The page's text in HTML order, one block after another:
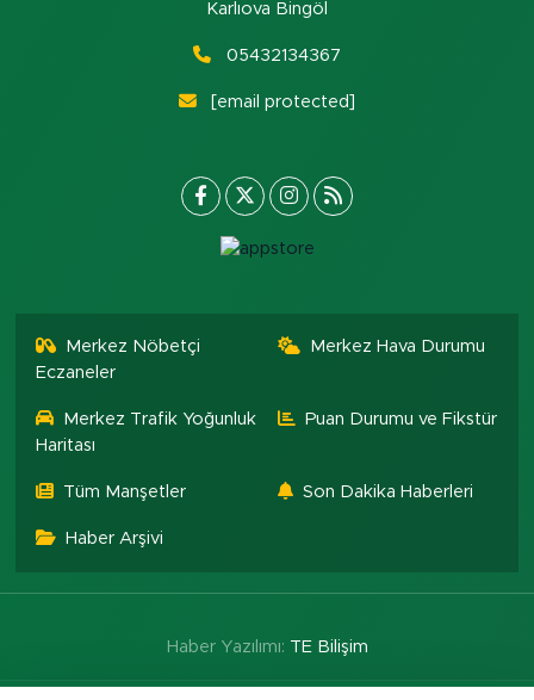
Karlıova Bingöl
05432134367
[email protected]
Merkez Nöbetçi
Eczaneler
Merkez Hava Durumu
Merkez Trafik Yoğunluk
Haritası
Puan Durumu ve Fikstür
Tüm Manşetler Son Dakika Haberleri
Haber Arşivi
Haber Yazılımı: TE Bilişim